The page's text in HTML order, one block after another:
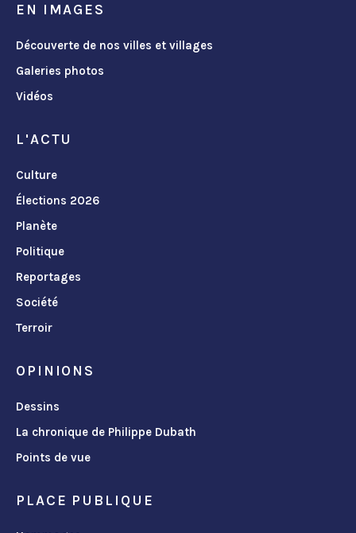
EN IMAGES
Découverte de nos villes et villages
Galeries photos
Vidéos
L'ACTU
Culture
Élections 2026
Planète
Politique
Reportages
Société
Terroir
OPINIONS
Dessins
La chronique de Philippe Dubath
Points de vue
PLACE PUBLIQUE